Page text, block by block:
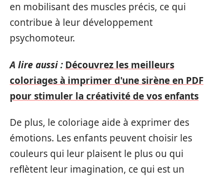
en mobilisant des muscles précis, ce qui
contribue à leur développement
psychomoteur.
A lire aussi : Découvrez les meilleurs
coloriages à imprimer d'une sirène en PDF
pour stimuler la créativité de vos enfants
De plus, le coloriage aide à exprimer des
émotions. Les enfants peuvent choisir les
couleurs qui leur plaisent le plus ou qui
reflètent leur imagination, ce qui est un